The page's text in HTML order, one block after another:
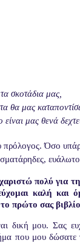
σκοτάδια μας,
θα μας
μας θενά
πρόλογος. Όσο
πολύ για
καλή και
πρώτο σας
δική μου. Σας
που μου δώσατε